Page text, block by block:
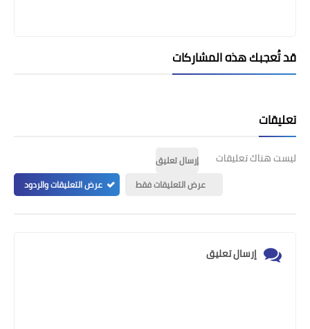
قد تُعجبك هذه المشاركات
تعليقات
ليست هناك تعليقات
إرسال تعليق
عرض التعليقات فقط
عرض التعليقات والردود
إرسال تعليق